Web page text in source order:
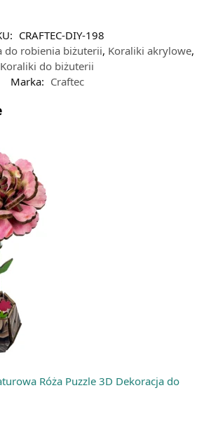
CRAFTEC-DIY-198
do robienia biżuterii, Koraliki akrylowe,
Koraliki do biżuterii
Marka: Craftec
Róża Puzzle 3D Dekoracja do